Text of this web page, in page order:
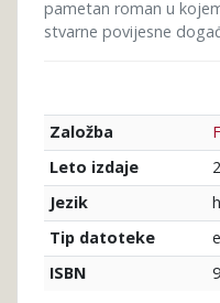
pametan roman u
stvarne povijesne
Založba
Leto izdaje
Jezik
Tip datoteke
ISBN